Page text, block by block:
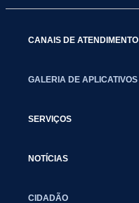
CANAIS DE ATENDIMENTO
GALERIA DE APLICATIVOS
SERVIÇOS
NOTÍCIAS
CIDADÃO